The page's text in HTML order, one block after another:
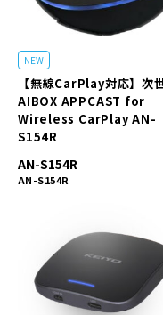
NEW
【無線CarPlay対応】次
AIBOX APPCAST for
Wireless CarPlay AN-
S154R
AN-S154R
AN-S154R